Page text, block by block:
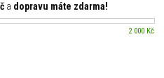
a dopravu máte zdarma!
2 000 Kč